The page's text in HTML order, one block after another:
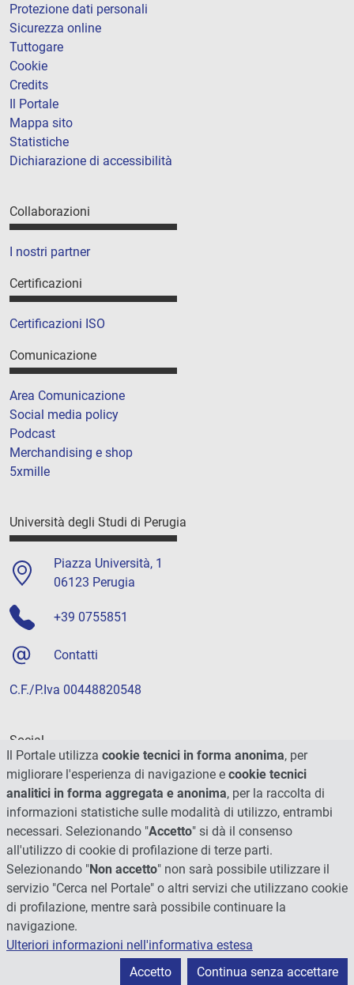
Protezione dati personali
Sicurezza online
Tuttogare
Cookie
Credits
Il Portale
Mappa sito
Statistiche
Dichiarazione di accessibilità
Collaborazioni
I nostri partner
Certificazioni
Certificazioni ISO
Comunicazione
Area Comunicazione
Social media policy
Podcast
Merchandising e shop
5xmille
Università degli Studi di Perugia
Piazza Università, 1
06123 Perugia
+39 0755851
Contatti
C.F./P.Iva 00448820548
Social
© 2026 - Università degli Studi di Perugia
Il Portale utilizza cookie tecnici in forma anonima, per
migliorare l'esperienza di navigazione e cookie tecnici
analitici in forma aggregata e anonima, per la raccolta di
informazioni statistiche sulle modalità di utilizzo, entrambi
necessari. Selezionando "Accetto" si dà il consenso
all'utilizzo di cookie di profilazione di terze parti.
Selezionando "Non accetto" non sarà possibile utilizzare il
servizio "Cerca nel Portale" o altri servizi che utilizzano cookie
di profilazione, mentre sarà possibile continuare la
navigazione.
Ulteriori informazioni nell'informativa estesa
Accetto
Continua senza accettare